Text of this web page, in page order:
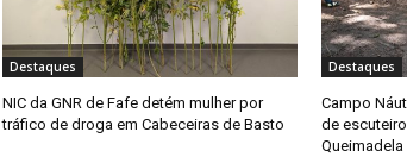
Destaques
NIC da GNR de Fafe detém mulher por
tráfico de droga em Cabeceiras de Basto
Destaques
Campo
de
Queimadela